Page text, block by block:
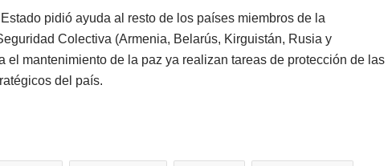
pidió ayuda al resto de los países miembros de la
Colectiva (Armenia, Belarús, Kirguistán, Rusia y
el mantenimiento de la paz ya realizan tareas de protección de las
del país.